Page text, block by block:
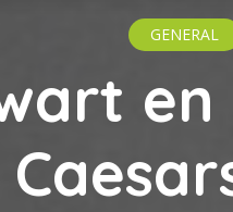
GENERAL
en